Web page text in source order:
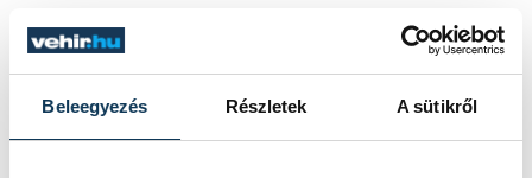
Beleegyezés Részletek A sütikről
Kavalecz Gábor hozzátette, hogy a centrum
támogatja a kötelékébe tartozó
pedagógusok továbbképzését is,
törvényileg egyébként négy év alatt